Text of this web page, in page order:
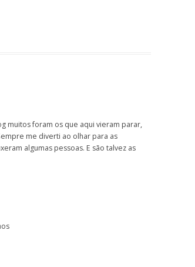
muitos foram os que aqui vieram parar,
me diverti ao olhar para as
algumas pessoas. E são talvez as